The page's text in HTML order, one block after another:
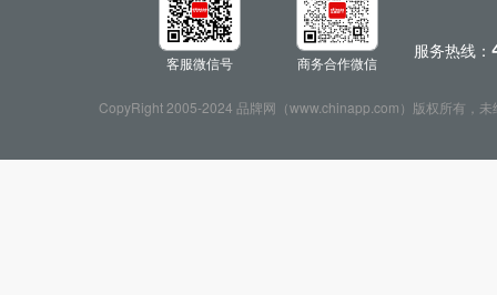
客服微信号 商务合作微信
服务热线：
CopyRight 2005-2024 品牌网（www.chinapp.com）版权所有，